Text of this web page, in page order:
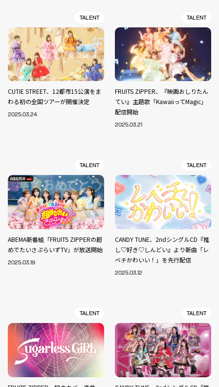
TALENT
CUTIE STREET、12都市15公演をま
わる初の全国ツアーが開催決定
2025.03.24
TALENT
FRUITS ZIPPER、『映画おしりたん
てい』主題歌「KawaiiってMagic」
配信開始
2025.03.21
TALENT
ABEMA新番組「FRUITS ZIPPERの超
めでたいさぷらいずTV」が放送開始
2025.03.19
TALENT
CANDY TUNE、2ndシングルCD『推
し♡好き♡しんどい』より新曲「レ
ベチかわいい！」を先行配信
2025.03.12
TALENT TALENT